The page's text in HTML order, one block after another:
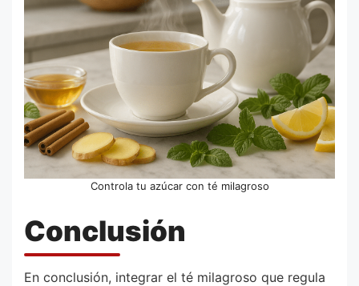
Controla tu azúcar con té milagroso
Conclusión
En conclusión, integrar el té milagroso que regula